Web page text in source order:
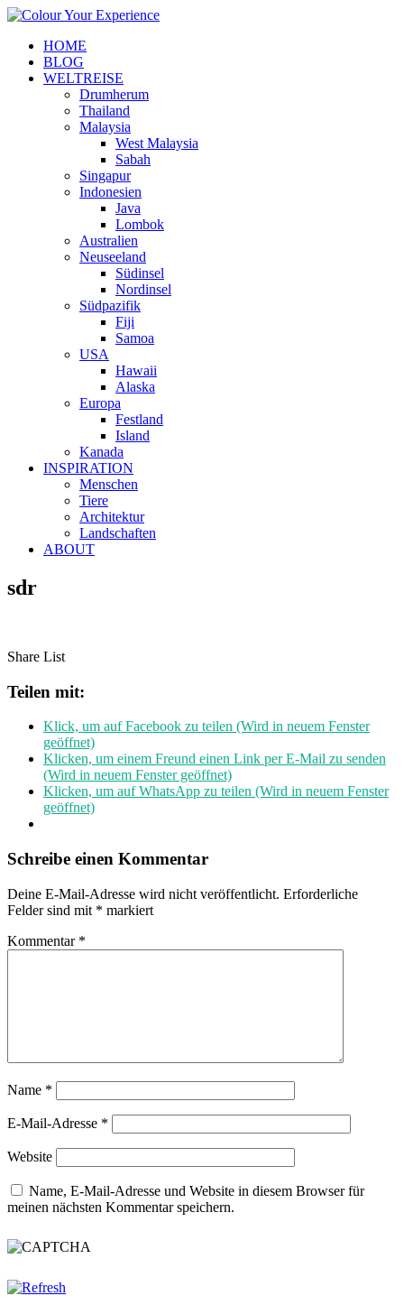
HOME
BLOG
WELTREISE
Drumherum
Thailand
Malaysia
West Malaysia
Sabah
Singapur
Indonesien
Java
Lombok
Australien
Neuseeland
Südinsel
Nordinsel
Südpazifik
Fiji
Samoa
USA
Hawaii
Alaska
Europa
Festland
Island
Kanada
INSPIRATION
Menschen
Tiere
Architektur
Landschaften
ABOUT
sdr
Share List
Teilen mit:
Klick, um auf Facebook zu teilen (Wird in neuem Fenster
geöffnet)
Klicken, um einem Freund einen Link per E-Mail zu senden
(Wird in neuem Fenster geöffnet)
Klicken, um auf WhatsApp zu teilen (Wird in neuem Fenster
geöffnet)
Schreibe einen Kommentar
Deine E-Mail-Adresse wird nicht veröffentlicht. Erforderliche
Felder sind mit * markiert
Kommentar *
Name *
E-Mail-Adresse *
Website
Name, E-Mail-Adresse und Website in diesem Browser für
meinen nächsten Kommentar speichern.